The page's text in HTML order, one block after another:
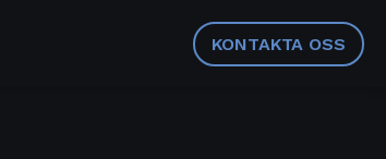
KONTAKTA OSS